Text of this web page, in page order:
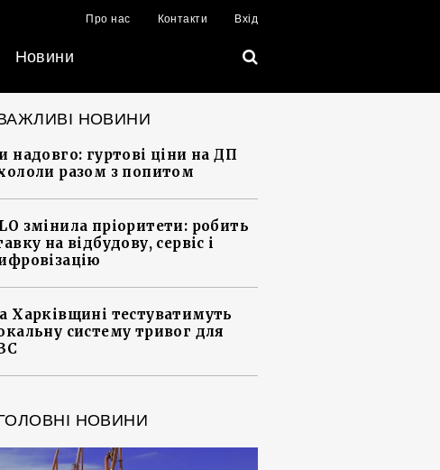
Про нас Контакти Вхід
Новини
НОВИНИ
надовго: гуртові ціни на ДП
разом з попитом
змінила пріоритети: робить
на відбудову, сервіс і
Харківщині тестуватимуть
систему тривог для
НОВИНИ